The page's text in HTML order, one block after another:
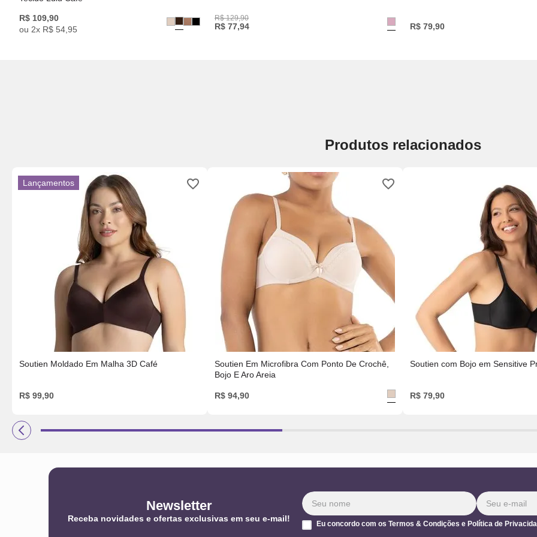
R$ 109,90
ou 2x R$ 54 95
R$ 129,90
R$ 77,94 R$ 79,90
Produtos relacionados
Lançamentos
Soutien Moldado Em Malha 3D Café
R$ 99,90
Soutien Em Microfibra Com Ponto De Crochê,
Bojo E Aro Areia
R$ 94,90
Soutien com Bojo em Sensitive
R$ 79,90
Newsletter
Receba novidades e ofertas exclusivas em seu e-mail!
Eu concordo com os Termos & Condições e Política de